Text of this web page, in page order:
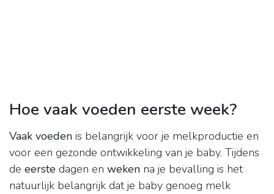
Hoe vaak voeden eerste week?
Vaak voeden is belangrijk voor je melkproductie en
voor een gezonde ontwikkeling van je baby. Tijdens
de eerste dagen en weken na je bevalling is het
natuurlijk belangrijk dat je baby genoeg melk